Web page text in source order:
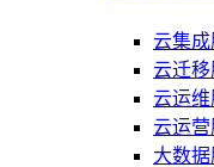
云集
云迁
云运
云运
大数